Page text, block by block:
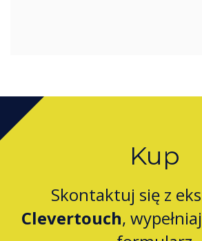
Kup
Skontaktuj się z
Clevertouch,